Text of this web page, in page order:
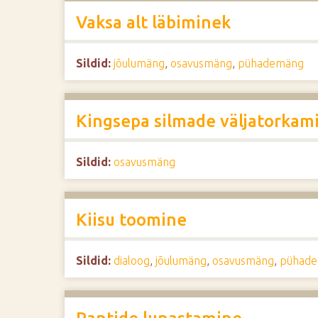
Vaksa alt läbiminek
Sildid: jõulumäng,osavusmäng, pühademäng
Kingsepa silmade
Sildid: osavusmäng
Kiisu toomine
Sildid: dialoog,jõulumäng,osavusmäng,